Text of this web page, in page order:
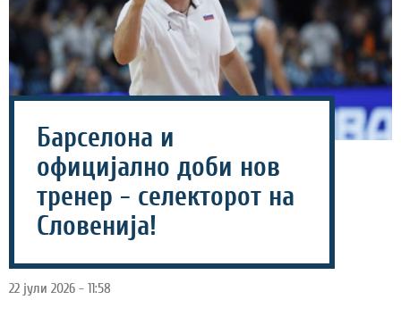
Барселона и
официјално доби нов
тренер - селекторот на
Словенија!
22 јули 2026 - 11:58